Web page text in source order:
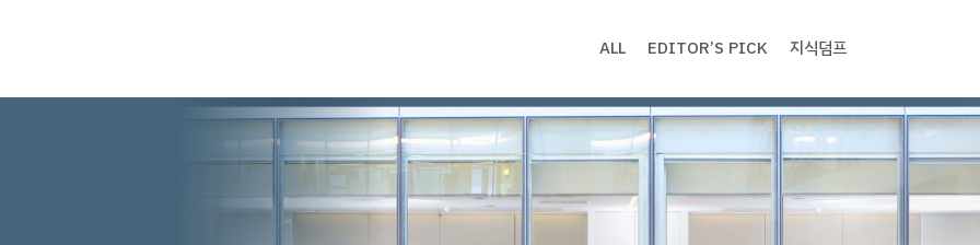
ALL EDITOR’S PICK 지식덤프